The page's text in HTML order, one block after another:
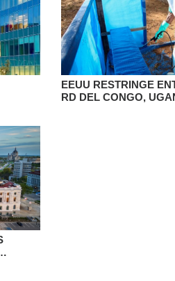
EEUU RESTRINGE
RD DEL CONGO,